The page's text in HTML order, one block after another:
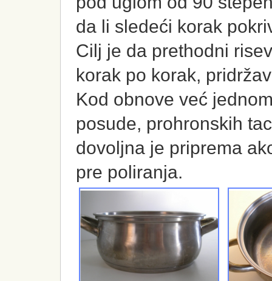
da li sledeći korak
Cilj je da prethodni
korak po korak,
Kod obnove već
posude, prohronskih
dovoljna je priprema
pre poliranja.